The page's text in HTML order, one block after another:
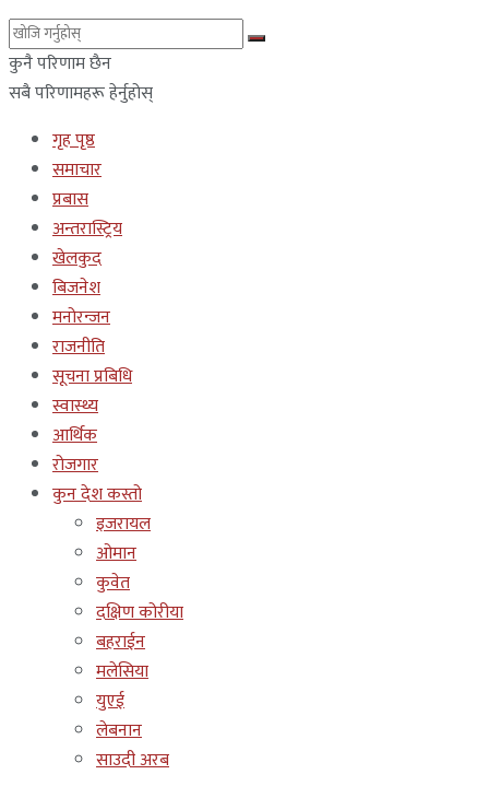
कुनै परिणाम छैन
सबै परिणामहरू हेर्नुहोस्
गृह पृष्ठ
समाचार
प्रबास
अन्तरास्ट्रिय
खेलकुद
बिजनेश
मनोरन्जन
राजनीति
सूचना प्रबिधि
स्वास्थ्य
आर्थिक
रोजगार
कुन देश कस्तो
इजरायल
ओमान
कुवेत
दक्षिण कोरीया
बहराईन
मलेसिया
युएई
लेबनान
साउदी अरब